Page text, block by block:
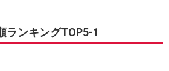
ランキングTOP5-1